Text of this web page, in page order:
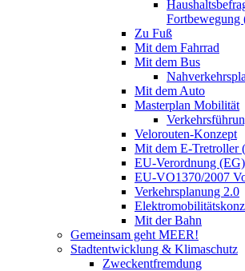
Zu Fuß
Mit dem Fahrrad
Mit dem Bus
Mit dem Auto
Masterplan Mobilität
Velorouten-Konzept
Mit dem E-Tretroller
EU-Verordnung
EU-VO1370/2007
Verkehrsplanung 2.0
Mit der Bahn
Gemeinsam geht MEER!
Stadtentwicklung & Klimaschutz
Zweckentfremdung